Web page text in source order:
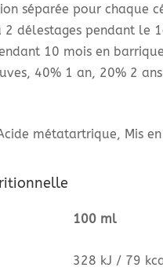
séparée pour chaque
2 délestages pendant le
10 mois en
40% 1 an, 20% 2
métatartrique, Mis
100 ml
328 kJ / 79